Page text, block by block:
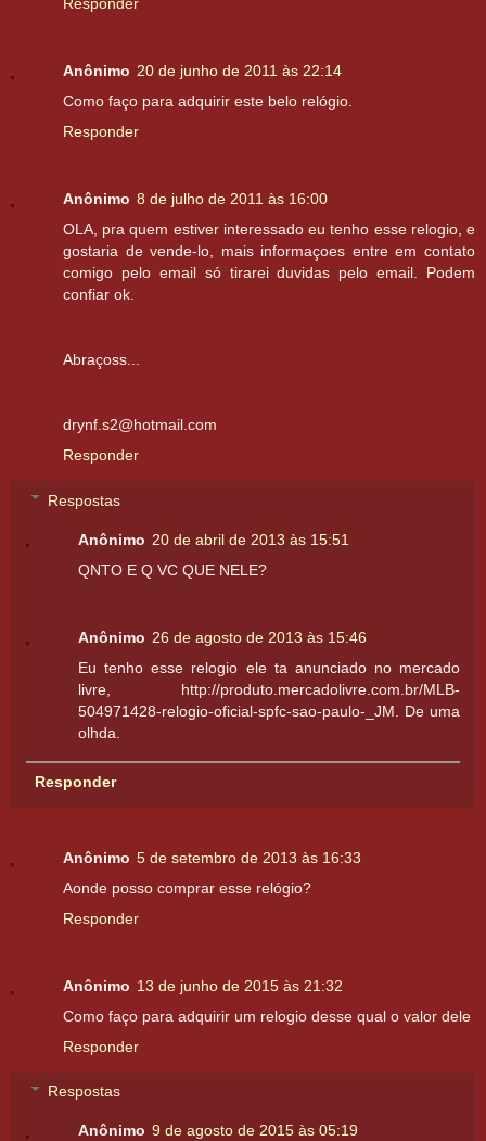
Anônimo 20 de junho de 2011 às 22:14
Como faço para adquirir este belo relógio.
Responder
Anônimo 8 de julho de 2011 às 16:00
OLA, pra quem estiver interessado eu tenho esse relogio, e
gostaria de vende-lo, mais informaçoes entre em contato
comigo pelo email só tirarei duvidas pelo email. Podem
confiar ok.
Abraçoss...
drynf.s2@hotmail.com
Responder
Respostas
Anônimo 20 de abril de 2013 às 15:51
QNTO E Q VC QUE NELE?
Anônimo 26 de agosto de 2013 às 15:46
Eu tenho esse relogio ele ta anunciado no mercado
livre, http://produto.mercadolivre.com.br/MLB-
504971428-relogio-oficial-spfc-sao-paulo-_JM. De uma
olhda.
Responder
Anônimo 5 de setembro de 2013 às 16:33
Aonde posso comprar esse relógio?
Responder
Anônimo 13 de junho de 2015 às 21:32
Como faço para adquirir um relogio desse qual o valor dele
Responder
Respostas
Anônimo 9 de agosto de 2015 às 05:19